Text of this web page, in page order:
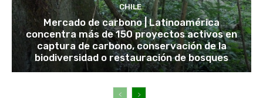
CHILE
Mercado de carbono | Latinoamérica
concentra más de 150 proyectos activos en
captura de carbono, conservación de la
biodiversidad o restauración de bosques